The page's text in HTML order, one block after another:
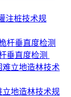
注桩技术规
垂直度检测
立地造林技术规